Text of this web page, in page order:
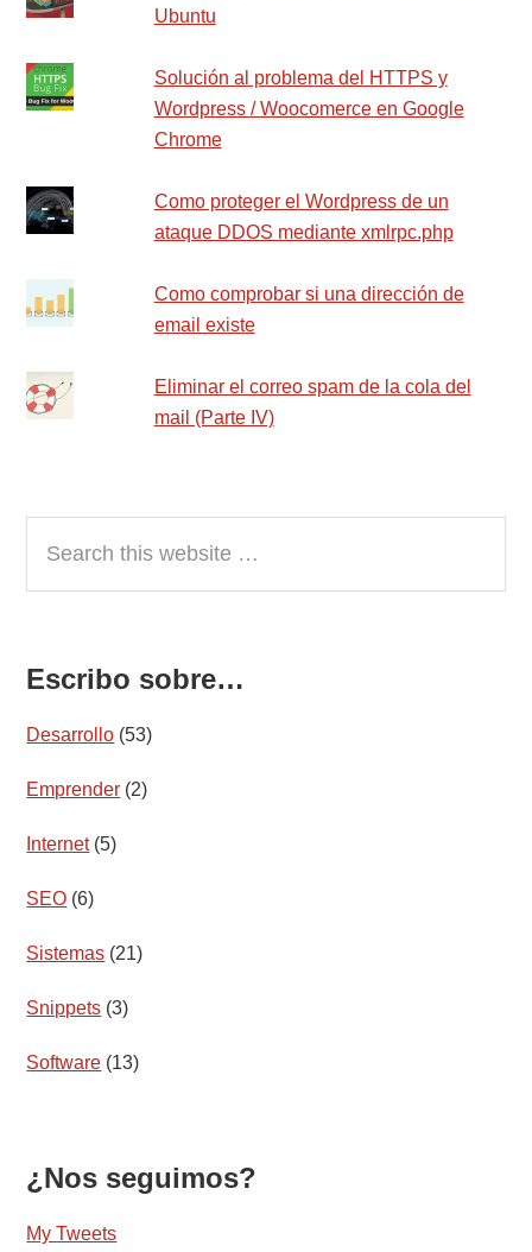
Ubuntu
Solución al problema del HTTPS y
Wordpress / Woocomerce en Google
Chrome
Como proteger el Wordpress de un
ataque DDOS mediante xmlrpc.php
Como comprobar si una dirección de
email existe
Eliminar el correo spam de la cola del
mail (Parte IV)
this
website
Escribo sobre…
Desarrollo (53)
Emprender (2)
Internet(5)
SEO (6)
Sistemas (21)
Snippets (3)
Software (13)
¿Nos seguimos?
My Tweets